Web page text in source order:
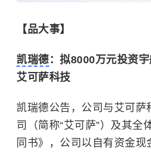
【品大事】
凯瑞德 ：拟8000万元投资
艾可萨科技
凯瑞德公告，公司与艾可萨
司（简称“艾可萨”）及其全
同书》，公司以自有资金